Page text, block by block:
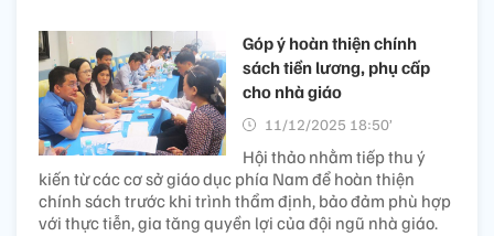
Góp ý hoàn thiện chính
sách tiền lương, phụ cấp
cho nhà giáo
11/12/2025 18:50’
Hội thảo nhằm tiếp thu ý
kiến từ các cơ sở giáo dục phía Nam để hoàn thiện
chính sách trước khi trình thẩm định, bảo đảm phù hợp
với thực tiễn, gia tăng quyền lợi của đội ngũ nhà giáo.